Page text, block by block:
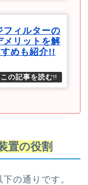
フィルターの
メリットを解
めも紹介!!
置の役割
の通りです。